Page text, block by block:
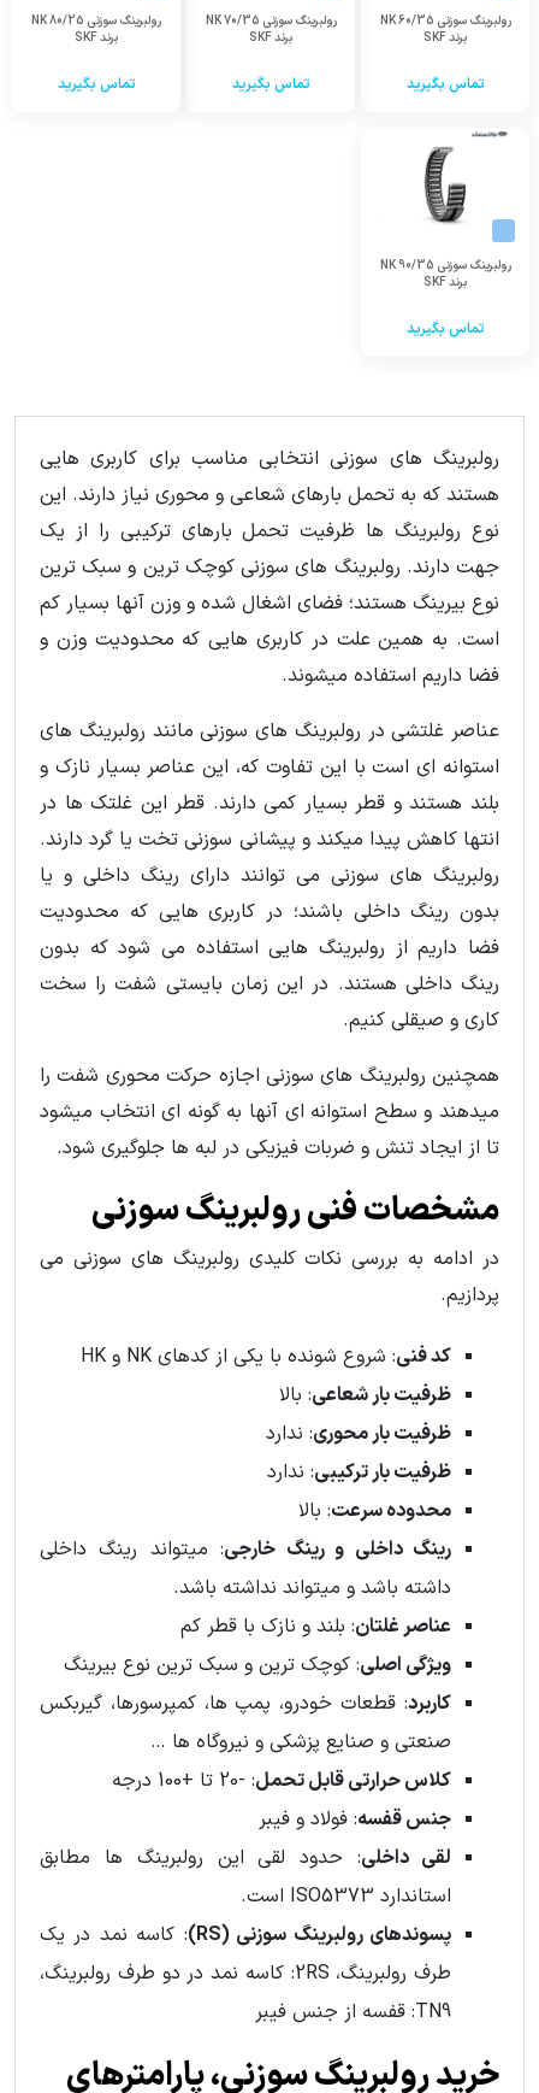
رولبرینگ سوزنی NK 60/35
برند SKF
تماس بگیرید
رولبرینگ سوزنی NK 70/35
برند SKF
تماس بگیرید
رولبرینگ سوزنی NK 80/25
برند SKF
تماس بگیرید
رولبرینگ سوزنی NK 90/35
برند SKF
تماس بگیرید
رولبرینگ های سوزنی انتخابی مناسب برای کاربری هایی
هستند که به تحمل بارهای شعاعی و محوری نیاز دارند. این
نوع رولبرینگ ها ظرفیت تحمل بارهای ترکیبی را از یک
جهت دارند. رولبرینگ های سوزنی کوچک ترین و سبک ترین
نوع بیرینگ هستند؛ فضای اشغال شده و وزن آنها بسیار کم
است. به همین علت در کاربری هایی که محدودیت وزن و
فضا داریم استفاده میشوند.
عناصر غلتشی در رولبرینگ های سوزنی مانند رولبرینگ های
استوانه ای است با این تفاوت که، این عناصر بسیار نازک و
بلند هستند و قطر بسیار کمی دارند. قطر این غلتک ها در
انتها کاهش پیدا میکند و پیشانی سوزنی تخت یا گرد دارند.
رولبرینگ های سوزنی می توانند دارای رینگ داخلی و یا
بدون رینگ داخلی باشند؛ در کاربری هایی که محدودیت
فضا داریم از رولبرینگ هایی استفاده می شود که بدون
رینگ داخلی هستند. در این زمان بایستی شفت را سخت
کاری و صیقلی کنیم.
همچنین رولبرینگ های سوزنی اجازه حرکت محوری شفت را
میدهند و سطح استوانه ای آنها به گونه ای انتخاب میشود
تا از ایجاد تنش و ضربات فیزیکی در لبه ها جلوگیری شود.
مشخصات فنی رولبرینگ سوزنی
در ادامه به بررسی نکات کلیدی رولبرینگ های سوزنی می
پردازیم.
کد فنی: شروع شونده با یکی از کدهای NK و HK
ظرفیت بار شعاعی: بالا
ظرفیت بار محوری: ندارد
ظرفیت بار ترکیبی: ندارد
محدوده سرعت: بالا
رینگ داخلی و رینگ خارجی: میتواند رینگ داخلی
داشته باشد و میتواند نداشته باشد.
عناصر غلتان: بلند و نازک با قطر کم
ویژگی اصلی: کوچک ترین و سبک ترین نوع بیرینگ
کاربرد: قطعات خودرو، پمپ ها، کمپرسورها، گیربکس
صنعتی و صنایع پزشکی و نیروگاه ها …
کلاس حرارتی قابل تحمل: -20 تا +100 درجه
جنس قفسه: فولاد و فیبر
لقی داخلی: حدود لقی این رولبرینگ ها مطابق
استاندارد ISO5373 است.
پسوندهای رولبرینگ سوزنی (RS)
: کاسه نمد در یک
طرف رولبرینگ، 2RS: کاسه نمد در دو طرف رولبرینگ،
TN9: قفسه از جنس فیبر
خرید رولبرینگ سوزنی، پارامترهای